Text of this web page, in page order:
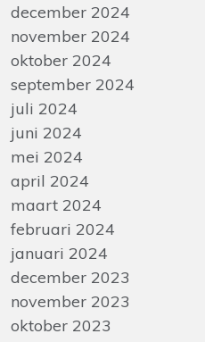
december 2024
november 2024
oktober 2024
september 2024
juli 2024
juni 2024
mei 2024
april 2024
maart 2024
februari 2024
januari 2024
december 2023
november 2023
oktober 2023